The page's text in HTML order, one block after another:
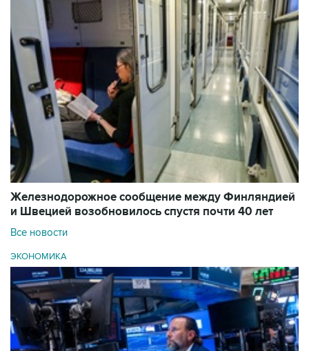
Железнодорожное сообщение между Финляндией
и Швецией возобновилось спустя почти 40 лет
Все новости
ЭКОНОМИКА